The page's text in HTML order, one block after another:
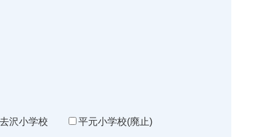
沢小学校
平元小学校(廃止)